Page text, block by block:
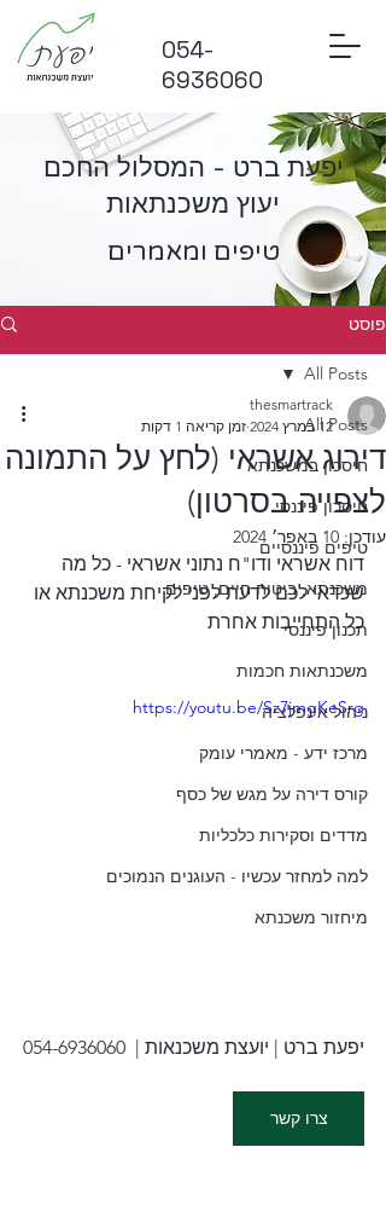
054-
6936060
פוסט
All Posts
חיסכון במשכנתא
חיסכון פיננסי
טיפים פיננסיים
משכנתא, ביטוח חיים, טיפים
תכנון פיננסי
משכנתאות חכמות
ניהול אינפלציה
מרכז ידע - מאמרי עומק
קורס דירה על מגש של כסף
מדדים וסקירות כלכליות
למה למחזר עכשיו - העוגנים הנמוכים
מיחזור משכנתא
All Posts
דירוג אשראי (לחץ על התמונה
לצפייה בסרטון)
thesmartrack
12 במרץ 2024
זמן קריאה 1 דקות
עודכן: 10 באפר׳ 2024
דוח אשראי ודו"ח נתוני אשראי - כל מה
שכדאי לכם לדעת לפני לקיחת משכנתא או
כל התחייבות אחרת
https://youtu.be/Sz7jmgKeSrg
יפעת ברט | יועצת משכנאות |  054-6936060
צרו קשר
יפעת ברט - המסלול החכם
יעוץ משכנתאות
טיפים ומאמרים